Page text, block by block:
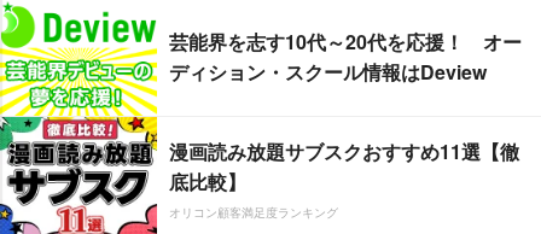
芸能界を志す10代～20代を応援！ オー
ディション・スクール情報はDeview
漫画読み放題サブスクおすすめ11選【徹
底比較】
オリコン顧客満足度ランキング